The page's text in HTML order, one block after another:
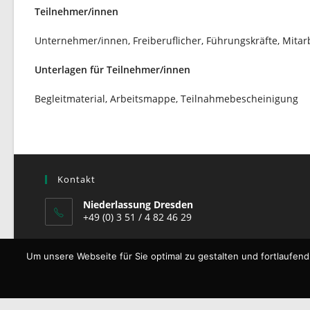
Teilnehmer/innen
Unternehmer/innen, Freiberuflicher, Führungskräfte,
Unterlagen für Teilnehmer/innen
Begleitmaterial, Arbeitsmappe, Teilnahmebescheinigung
Kontakt
Niederlassung Dresden
+49 (0) 3 51 / 4 82 46 29
kontakt@muchowitsch.de
Um unsere Webseite für Sie optimal zu gestalten und